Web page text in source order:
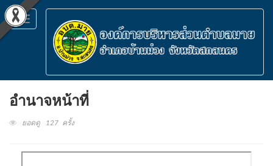
Toggle
navigation
อำนาจหน้าที่
ยอดดู 127 ครั้ง